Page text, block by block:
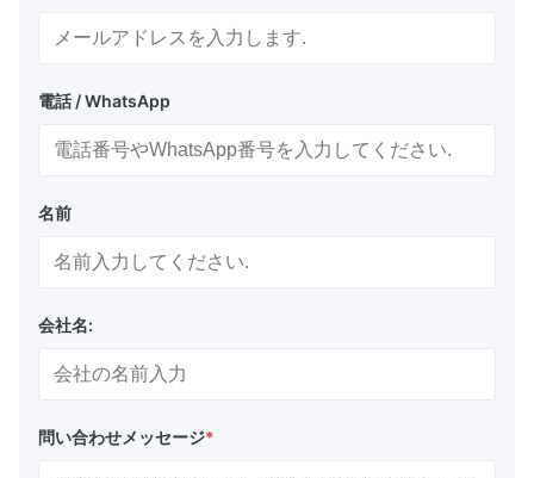
電話 / WhatsApp
名前
会社名:
問い合わせメッセージ*